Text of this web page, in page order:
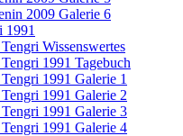
2009 Galerie 6
1991
Wissenswertes
1991 Tagebuch
1991 Galerie 1
1991 Galerie 2
1991 Galerie 3
1991 Galerie 4